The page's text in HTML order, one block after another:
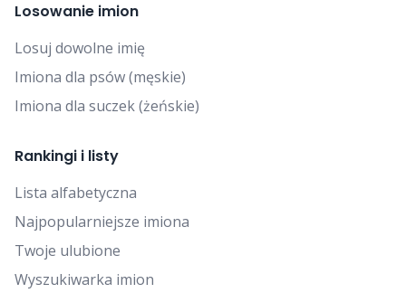
Losowanie imion
Losuj dowolne imię
Imiona dla psów (męskie)
Imiona dla suczek (żeńskie)
Rankingi i listy
Lista alfabetyczna
Najpopularniejsze imiona
Twoje ulubione
Wyszukiwarka imion